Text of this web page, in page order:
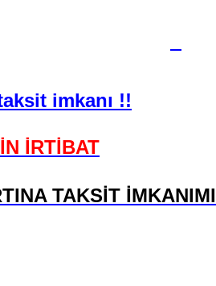
imkanı !!
İRTİBAT
TAKSİT